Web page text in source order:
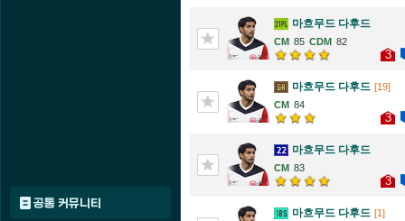
공통 커뮤니티
마흐무드 다후드
85 82
3
마흐무드 다후드 [19]
84
3
마흐무드 다후드
83
3
마흐무드 다후드 [1]